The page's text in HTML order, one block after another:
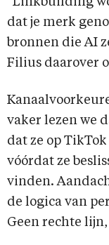
dat je merk
bronnen die AI
Filius daarover
vaker lezen we
dat ze op
vóórdat ze
vinden.
de logica van
Geen rechte